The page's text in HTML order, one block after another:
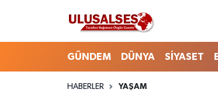
GÜNDEM DÜNYA SİYASET
HABERLER YAŞAM
GÜNDEM
DÜNYA
Hava Durumu
Trafik Durumu